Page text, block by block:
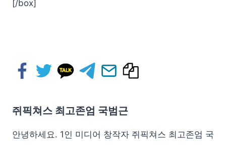
[/box]
쥐픽쳐스 최고존엄 국범근
안녕하세요. 1인 미디어 창작자 쥐픽쳐스 최고존엄 국